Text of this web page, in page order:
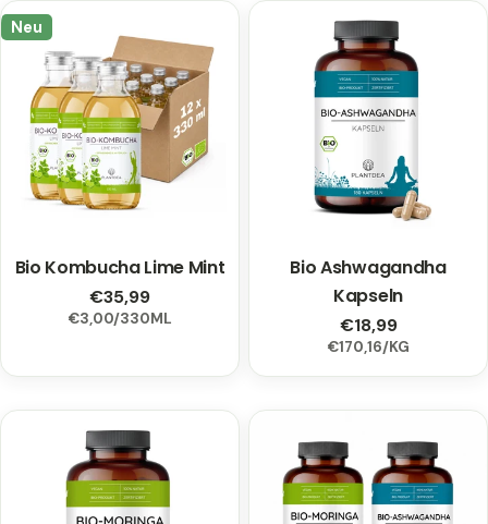
t
e
g
o
r
i
e
:
Neu
Typ:
Bio Kombucha Lime Mint
Regulärer
Preis
€35,99
EINZELPREIS
€3,00/PRO
330ML
Typ:
Bio Ashwagandha
Kapseln
Regulärer
Preis
€18,99
EINZELPREIS
€170,16/PRO
KG